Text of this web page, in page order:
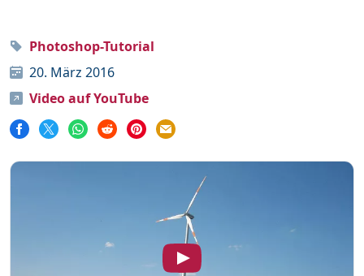
Photoshop-Tutorial
20. März 2016
Video auf YouTube
Programme
Webdesign
Word
Unterstütze mich
Mehr über mich